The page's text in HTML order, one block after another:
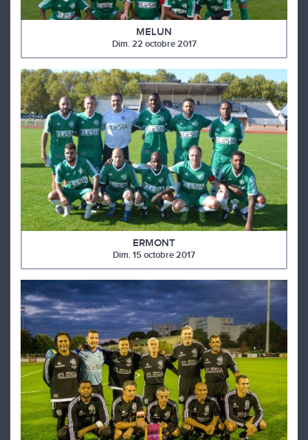
MELUN
Dim. 22 octobre 2017
ERMONT
Dim. 15 octobre 2017